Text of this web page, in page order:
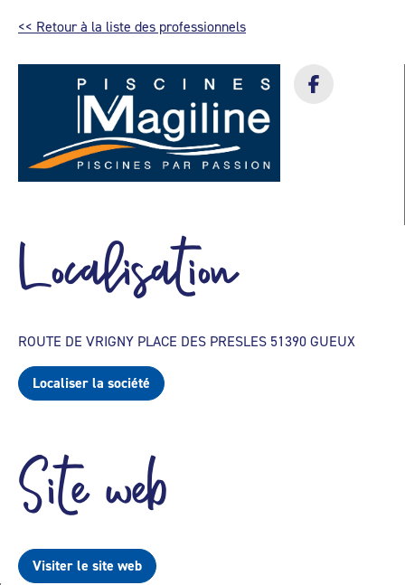
<< Retour à la liste des professionnels
Localisation
ROUTE DE VRIGNY PLACE DES PRESLES 51390 GUEUX
Localiser la société
Site web
Visiter le site web